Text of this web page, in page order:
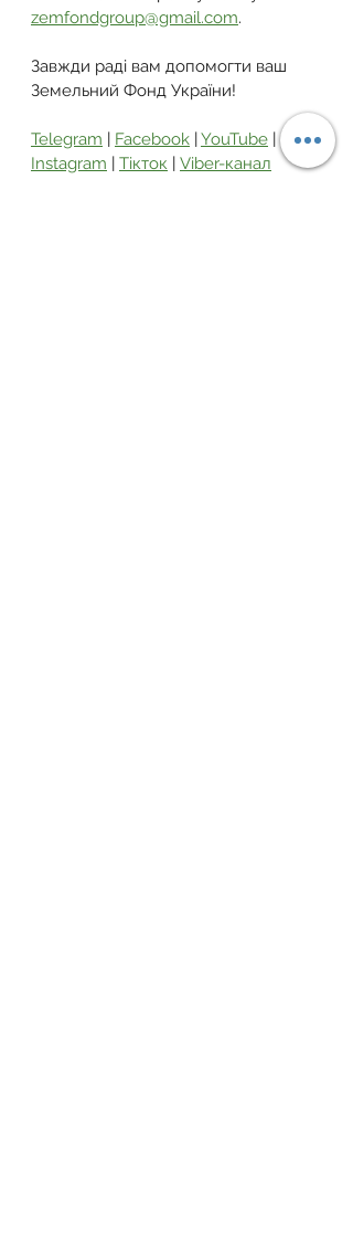
zemfondgroup@gmail.com.
Завжди раді вам допомогти ваш
Земельний Фонд України!
Telegram | Facebook | YouTube |
Instagram | Тікток | Viber-канал